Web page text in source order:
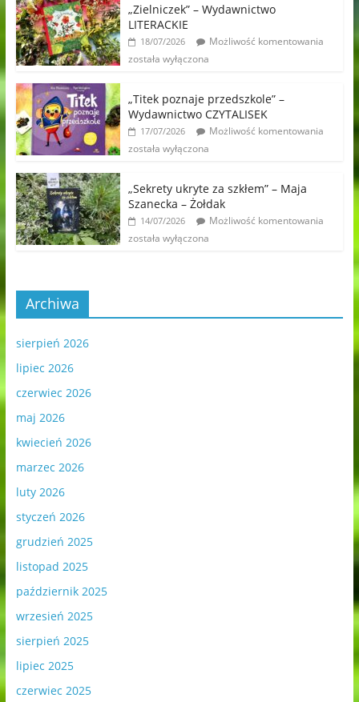
„Zielniczek” – Wydawnictwo
LITERACKIE
18/07/2026
Możliwość komentowania
została wyłączona
„Titek poznaje przedszkole” –
Wydawnictwo CZYTALISEK
17/07/2026
Możliwość komentowania
została wyłączona
„Sekrety ukryte za szkłem” – Maja
Szanecka – Żołdak
14/07/2026
Możliwość komentowania
została wyłączona
Archiwa
sierpień 2026
lipiec 2026
czerwiec 2026
maj 2026
kwiecień 2026
marzec 2026
luty 2026
styczeń 2026
grudzień 2025
listopad 2025
październik 2025
wrzesień 2025
sierpień 2025
lipiec 2025
czerwiec 2025